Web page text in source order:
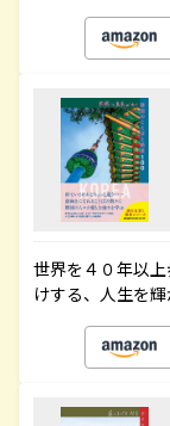
世界を４０年以
けする、人生を